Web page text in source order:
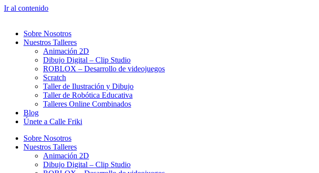
Ir al contenido
Sobre Nosotros
Nuestros Talleres
Animación 2D
Dibujo Digital – Clip Studio
ROBLOX – Desarrollo de videojuegos
Scratch
Taller de Ilustración y Dibujo
Taller de Robótica Educativa
Talleres Online Combinados
Blog
Únete a Calle Friki
Sobre Nosotros
Nuestros Talleres
Animación 2D
Dibujo Digital – Clip Studio